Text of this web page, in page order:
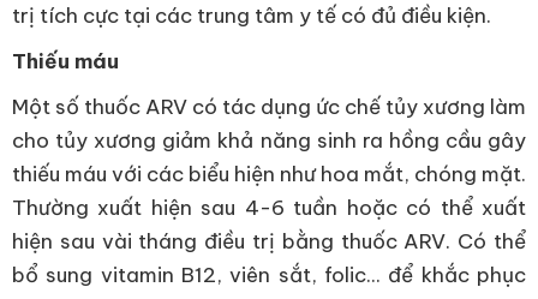
trị tích cực tại các trung tâm y tế có đủ điều kiện.
Thiếu máu
Một số thuốc ARV có tác dụng ức chế tủy xương làm
cho tủy xương giảm khả năng sinh ra hồng cầu gây
thiếu máu với các biểu hiện như hoa mắt, chóng mặt.
Thường xuất hiện sau 4-6 tuần hoặc có thể xuất
hiện sau vài tháng điều trị bằng thuốc ARV. Có thể
bổ sung vitamin B12, viên sắt, folic... để khắc phục